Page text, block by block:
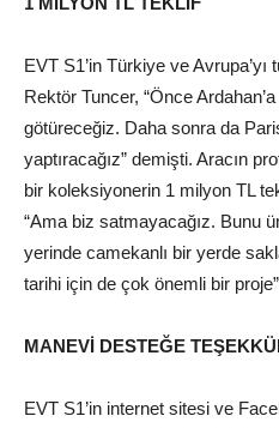
EVT S1’in Türkiye ve Avrupa’yı
Rektör Tuncer, “Önce
götüreceğiz. Daha sonra da
yaptıracağız” demişti. Aracın
bir koleksiyonerin 1 milyon TL
“Ama biz satmayacağız. Bunu
yerinde camekanlı bir yerde
tarihi için de çok önemli bir
MANEVİ DESTEĞE
EVT S1’in internet sitesi ve